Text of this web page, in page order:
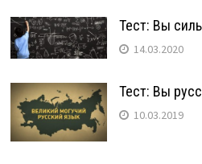
Тест: Вы
14.03.2020
Тест: Вы
10.03.2019